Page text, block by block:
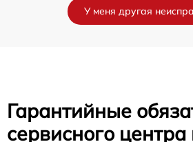
У меня другая
Гарантийные
сервисного